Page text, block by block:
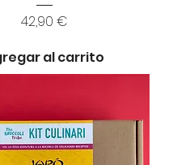
Precio
42,90 €
al carrito